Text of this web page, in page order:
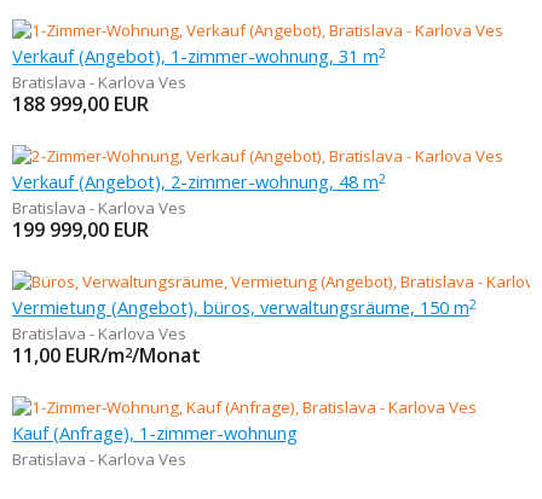
Verkauf (Angebot), 1-zimmer-wohnung, 31 m2
Bratislava - Karlova Ves
188 999,00 EUR
Verkauf (Angebot), 2-zimmer-wohnung, 48 m2
Bratislava - Karlova Ves
199 999,00 EUR
Vermietung (Angebot), büros, verwaltungsräume, 150 m2
Bratislava - Karlova Ves
11,00 EUR/m2/Monat
Kauf (Anfrage), 1-zimmer-wohnung
Bratislava - Karlova Ves